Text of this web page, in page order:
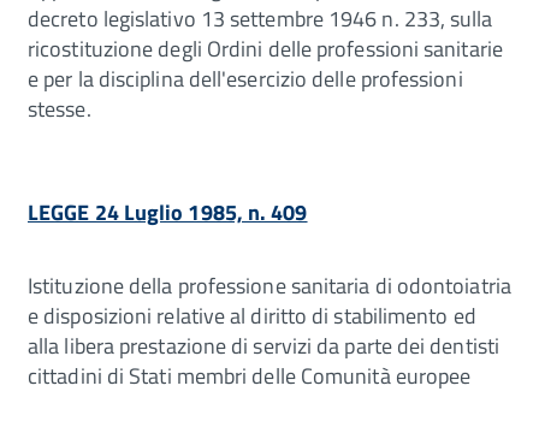
decreto legislativo 13 settembre 1946 n. 233, sulla
ricostituzione degli Ordini delle professioni sanitarie
e per la disciplina dell'esercizio delle professioni
stesse.
LEGGE 24 Luglio 1985, n. 409
Istituzione della professione sanitaria di odontoiatria
e disposizioni relative al diritto di stabilimento ed
alla libera prestazione di servizi da parte dei dentisti
cittadini di Stati membri delle Comunità europee